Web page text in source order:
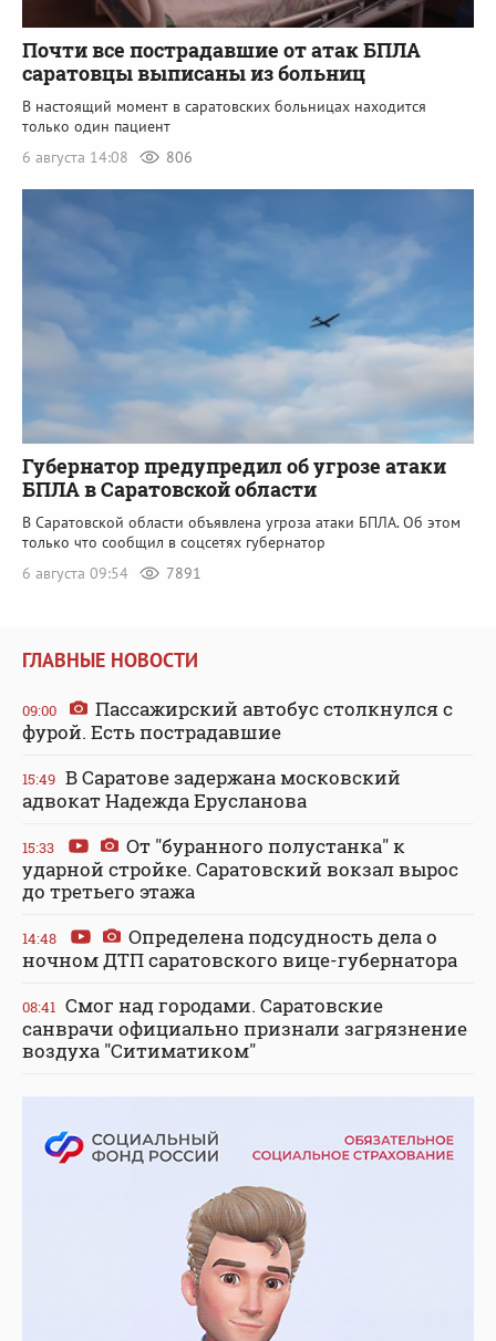
Почти все пострадавшие от атак БПЛА
саратовцы выписаны из больниц
В настоящий момент в саратовских больницах находится
только один пациент
6 августа 14:08
806
Губернатор предупредил об угрозе атаки
БПЛА в Саратовской области
В Саратовской области объявлена угроза атаки БПЛА. Об этом
только что сообщил в соцсетях губернатор
6 августа 09:54
7891
ГЛАВНЫЕ НОВОСТИ
09:00
Пассажирский автобус столкнулся с
фурой. Есть пострадавшие
15:49 В Саратове задержана московский
адвокат Надежда Ерусланова
15:33
От "буранного полустанка" к
ударной стройке. Саратовский вокзал вырос
до третьего этажа
14:48
Определена подсудность дела о
ночном ДТП саратовского вице-губернатора
08:41 Смог над городами. Саратовские
санврачи официально признали загрязнение
воздуха "Ситиматиком"